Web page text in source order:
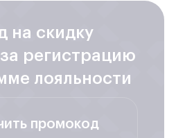
на скидку
за регистрацию
лояльности
промокод